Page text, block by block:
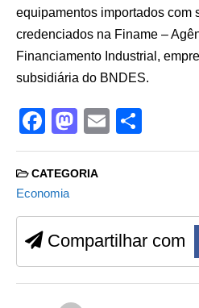
equipamentos importados com
credenciados na Finame –
Financiamento Industrial,
subsidiária do BNDES.
F
a
c
e
b
o
o
M
a
st
d
o
n
E
m h
CATEGORIA
Economia
Compartilhar com